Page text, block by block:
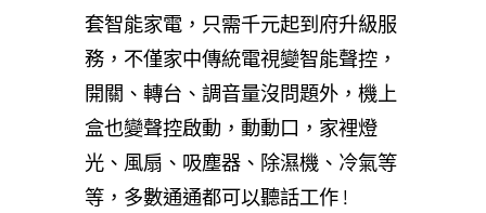
套智能家電，只需千元起到府升級服
務，不僅家中傳統電視變智能聲控，
開關、轉台、調音量沒問題外，機上
盒也變聲控啟動，動動口，家裡燈
光、風扇、吸塵器、除濕機、冷氣等
等，多數通通都可以聽話工作 !